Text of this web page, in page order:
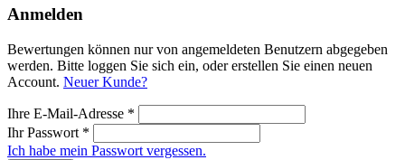
Anmelden
Bewertungen können nur von angemeldeten Benutzern abgegeben
werden. Bitte loggen Sie sich ein, oder erstellen Sie einen neuen
Account. Neuer Kunde?
Ihre E-Mail-Adresse *
Ihr Passwort *
Ich habe mein Passwort vergessen.